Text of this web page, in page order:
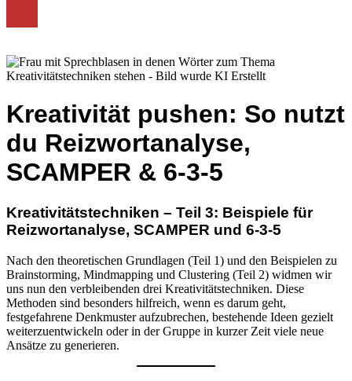
Kreativität pushen: So nutzt
du Reizwortanalyse,
SCAMPER & 6-3-5
Kreativitätstechniken – Teil 3: Beispiele für
Reizwortanalyse, SCAMPER und 6-3-5
Nach den theoretischen Grundlagen (Teil 1) und den Beispielen zu
Brainstorming, Mindmapping und Clustering (Teil 2) widmen wir
uns nun den verbleibenden drei Kreativitätstechniken. Diese
Methoden sind besonders hilfreich, wenn es darum geht,
festgefahrene Denkmuster aufzubrechen, bestehende Ideen gezielt
weiterzuentwickeln oder in der Gruppe in kurzer Zeit viele neue
Ansätze zu generieren.